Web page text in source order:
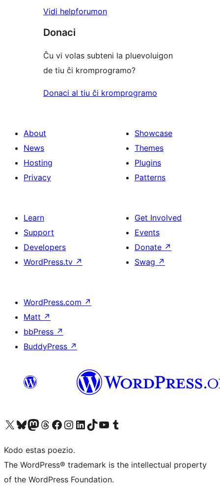
Vidi helpforumon
Donaci
Ĉu vi volas subteni la pluevoluigon
de tiu ĉi kromprogramo?
Donaci al tiu ĉi kromprogramo
About
News
Hosting
Privacy
Showcase
Themes
Plugins
Patterns
Learn
Support
Developers
WordPress.tv ↗
Get Involved
Events
Donate ↗
Swag ↗
WordPress.com ↗
Matt ↗
bbPress ↗
BuddyPress ↗
Visit our X (formerly Twitter) account
Visit our Bluesky account
Visit our Mastodon account
Visit our Threads account
Visit our Facebook page
Visit our Instagram account
Visit our LinkedIn account
Visit our TikTok account
Visit our YouTube channel
Visit our Tumblr account
Kodo estas poezio.
The WordPress® trademark is the intellectual property
of the WordPress Foundation.